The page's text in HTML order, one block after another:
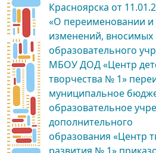
Красноярска от
«О переименовании и
изменений, вносимых
образовательного
МБОУ ДОД «Центр
творчества № 1»
муниципальное
образовательное
дополнительного
образования «Центр